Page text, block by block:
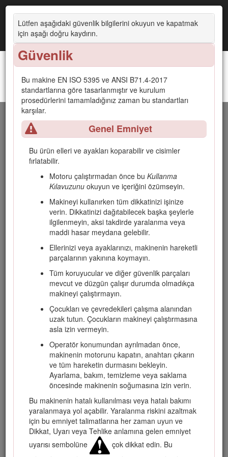
Lütfen aşağıdaki güvenlik bilgilerini okuyun ve kapatmak
için aşağı doğru kaydırın.
Güvenlik
Bu makine EN ISO 5395 ve ANSI B71.4-2017
standartlarına göre tasarlanmıştır ve kurulum
prosedürlerini tamamladığınız zaman bu standartları
karşılar.
Genel Emniyet
Bu ürün elleri ve ayakları koparabilir ve cisimler
fırlatabilir.
Motoru çalıştırmadan önce bu Kullanma
Kılavuzunu okuyun ve içeriğini özümseyin.
Makineyi kullanırken tüm dikkatinizi işinize
verin. Dikkatinizi dağıtabilecek başka şeylerle
ilgilenmeyin, aksi takdirde yaralanma veya
maddi hasar meydana gelebilir.
Ellerinizi veya ayaklarınızı, makinenin hareketli
parçalarının yakınına koymayın.
Tüm koruyucular ve diğer güvenlik parçaları
mevcut ve düzgün çalışır durumda olmadıkça
makineyi çalıştırmayın.
Çocukları ve çevredekileri çalışma alanından
uzak tutun. Çocukların makineyi çalıştırmasına
asla izin vermeyin.
Operatör konumundan ayrılmadan önce,
makinenin motorunu kapatın, anahtarı çıkarın
ve tüm hareketin durmasını bekleyin.
Ayarlama, bakım, temizleme veya saklama
öncesinde makinenin soğumasına izin verin.
Bu makinenin hatalı kullanılması veya hatalı bakımı
yaralanmaya yol açabilir. Yaralanma riskini azaltmak
için bu emniyet talimatlarına her zaman uyun ve
Dikkat, Uyarı veya Tehlike anlamına gelen emniyet
uyarısı sembolüne
çok dikkat edin. Bu
Greensmaster® 3250-D 2 Tekerlekten Çekiş Sistemli Çekiş Ünitesi
Giriş
tarafından ticari uygulamalarda kullanılmak üzere
tasarlanmış, üzerine binilerek kumanda edilen bir silindir
bıçaklı green biçme makinesidir. Özellikle, iyi bakımlı çim
sahalardaki çimleri kesmek için tasarlanmıştır. Bu ürünün
zarar verebilir.
Ürünü kullanmayı ve bakımlarını yapmayı öğrenmek ve olası
yaralanmalar ile maddi hasarları önlemek için bu bilgileri
kullanmak sizin sorumluluğunuzdur.
aksesuar bilgilerine erişmek, bayi bulmak veya ürününüzü
kaydettirmek için www.Toro.com adresine gidin.
ihtiyaç duyduğunuzda yetkili bir Toro distribütörüyle irtibata
geçin ve ürününüzün model ve seri numaralarını hazır
bulundurun. Şekil1 , model ve seri numaralarının ürün
üzerindeki yerini belirtir. Bu numaraları, ilgili alana yazın.
Important: Garanti, yedek parça ve diğer ürün bilgilerine
erişmek için, seri numarası etiketindeki (varsa) QR
kodunu mobil aygıtınızla taratabilirsiniz.